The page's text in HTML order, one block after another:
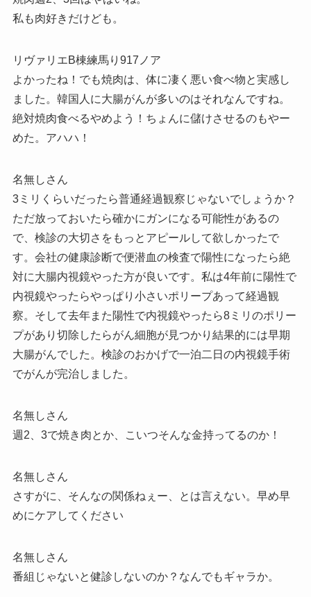
私も肉好きだけども。
リヴァリエB棟練馬り917ノア
よかったね！でも焼肉は、体に凄く悪い食べ物と実感し
ました。韓国人に大腸がんが多いのはそれなんですね。
絶対焼肉食べるやめよう！ちょんに儲けさせるのもやー
めた。アハハ！
名無しさん
3ミリくらいだったら普通経過観察じゃないでしょうか？
ただ放っておいたら確かにガンになる可能性があるの
で、検診の大切さをもっとアピールして欲しかったで
す。会社の健康診断で便潜血の検査で陽性になったら絶
対に大腸内視鏡やった方が良いです。私は4年前に陽性で
内視鏡やったらやっぱり小さいポリープあって経過観
察。そして去年また陽性で内視鏡やったら8ミリのポリー
プがあり切除したらがん細胞が見つかり結果的には早期
大腸がんでした。検診のおかげで一泊二日の内視鏡手術
でがんが完治しました。
名無しさん
週2、3で焼き肉とか、こいつそんな金持ってるのか！
名無しさん
さすがに、そんなの関係ねぇー、とは言えない。早め早
めにケアしてください
名無しさん
番組じゃないと健診しないのか？なんでもギャラか。